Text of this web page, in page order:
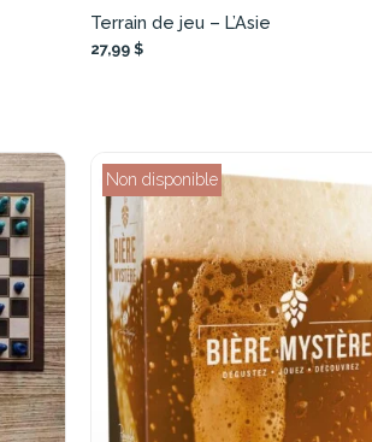
Terrain de jeu – L’Asie
27,99 $
Non disponible